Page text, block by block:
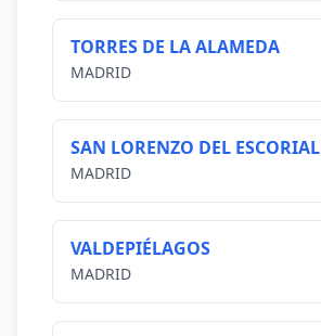
TORRES DE LA ALAMEDA
MADRID
SAN LORENZO DEL ESCORIAL
MADRID
VALDEPIÉLAGOS
MADRID